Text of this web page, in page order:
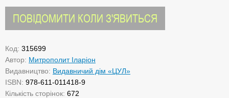
ПОВІДОМИТИ КОЛИ З'ЯВИТЬСЯ
Код: 315699
Автор: Митрополит Іларіон
Видавництво: Видавничий дім «ЦУЛ»
ISBN: 978-611-011418-9
Кількість сторінок: 672